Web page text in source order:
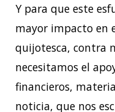
Y para que este
mayor impacto en
quijotesca, contra
necesitamos el
financieros,
noticia, que nos